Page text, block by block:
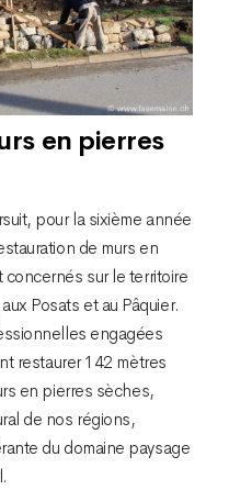
en pierres
pour la sixième année
de murs en
sur le territoire
Posats et au Pâquier.
engagées
restaurer 142 mètres
en pierres sèches,
de nos régions,
du domaine paysage